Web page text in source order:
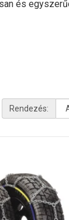
és
Rendezés: